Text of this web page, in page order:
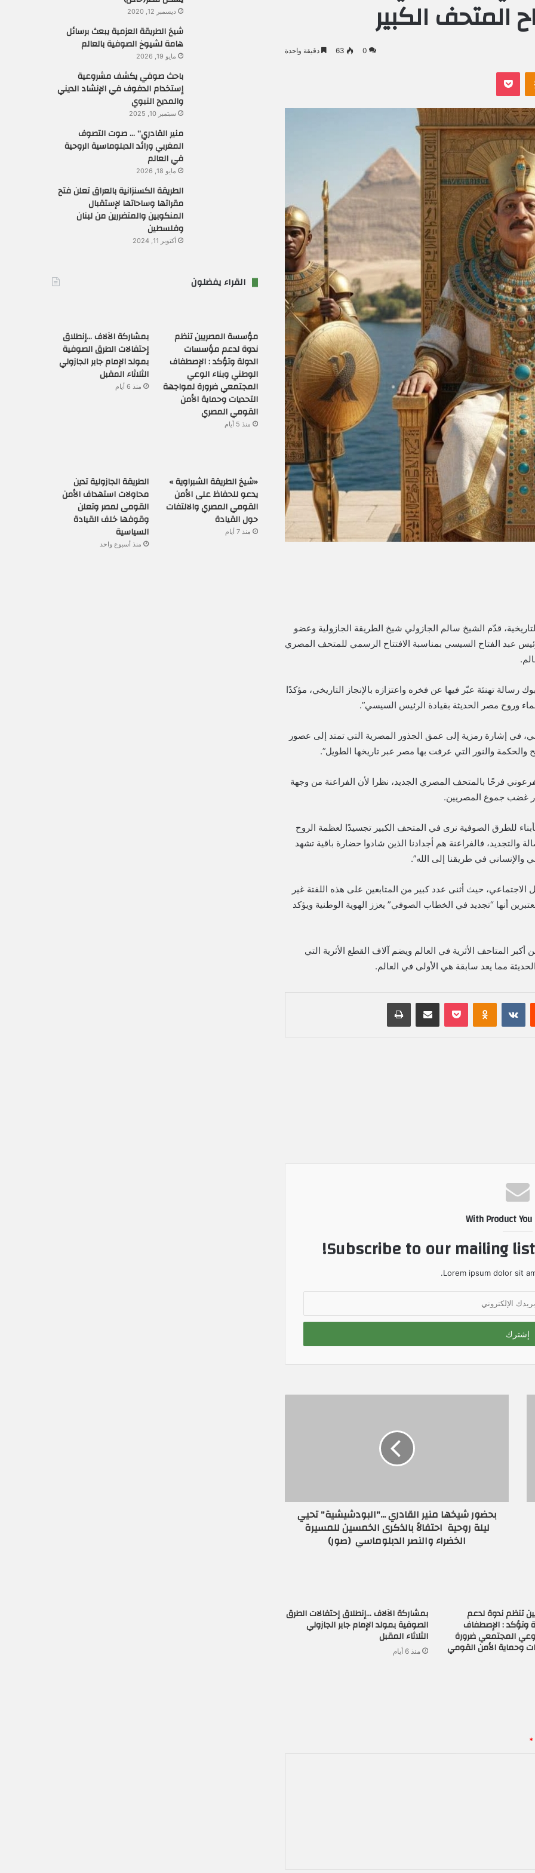
المتحف الكبير
0
63 دقيقة واحدة
قدّم الشيخ سالم الجازولي شيخ الطريقة الجازولية وعضو
عبد الفتاح السيسي بمناسبة الافتتاح الرسمي للمتحف المصري
تهنئة عبّر فيها عن فخره واعتزازه بالإنجاز التاريخي، مؤكدًا
وروح مصر الحديثة بقيادة الرئيس السيسي”.
في إشارة رمزية إلى عمق الجذور المصرية التي تمتد إلى عصور
والنور التي عرفت بها مصر عبر تاريخها الطويل”.
فرحًا بالمتحف المصري الجديد، نظرا لأن الفراعنة من وجهة
غضب جموع المصريين.
للطرق الصوفية نرى في المتحف الكبير تجسيدًا لعظمة الروح
والتجديد، فالفراعنة هم أجدادنا الذين شادوا حضارة باقية تشهد
في طريقنا إلى الله”.
حيث أثنى عدد كبير من المتابعين على هذه اللفتة غير
أنها “تجديد في الخطاب الصوفي” يعزز الهوية الوطنية ويؤكد
المتاحف الأثرية في العالم ويضم آلاف القطع الأثرية التي
مما يعد سابقة هي الأولى في العالم.
بوكيت
With Product
Subscribe to our mailing
Lorem ipsum dolor sit
بحضور شيخها منير القادري ..."البودشيشية" تحيي
ليلة روحية احتفالاً بالذكرى الخمسين للمسيرة
الخضراء والنصر الدبلوماسي (صور)
تنظم ندوة لدعم
وتؤكد : الإصطفاف
المجتمعي ضرورة
وحماية الأمن القومي
بمشاركة الآلاف …إنطلاق إحتفالات الطرق
الصوفية بمولد الإمام جابر الجازولي
الثلاثاء المقبل
منذ 6 أيام
*
ديسمبر 12, 2020
شيخ الطريقة العزمية يبعث برسائل
هامة لشيوخ الصوفية بالعالم
مايو 19, 2026
باحث صوفي يكشف مشروعية
إستخدام الدفوف في الإنشاد الديني
والمديح النبوي
سبتمبر 10, 2025
منير القادري” … صوت التصوف
المغربي ورائد الدبلوماسية الروحية
في العالم
مايو 18, 2026
الطريقة الكسنزانية بالعراق تعلن فتح
مقراتها وساحاتها لإستقبال
المنكوبين والمتضررين من لبنان
وفلسطين
أكتوبر 11, 2024
القراء يفضلون
مؤسسة المصريين تنظم
ندوة لدعم مؤسسات
الدولة وتؤكد : الإصطفاف
الوطني وبناء الوعي
المجتمعي ضرورة لمواجهة
التحديات وحماية الأمن
القومي المصري
منذ 5 أيام
بمشاركة الآلاف …إنطلاق
إحتفالات الطرق الصوفية
بمولد الإمام جابر الجازولي
الثلاثاء المقبل
منذ 6 أيام
«شيخ الطريقة الشبراوية »
يدعو للحفاظ على الأمن
القومي المصري والالتفات
حول القيادة
منذ 7 أيام
الطريقة الجازولية تدين
محاولات استهداف الأمن
القومى لمصر وتعلن
وقوفها خلف القيادة
السياسية
منذ أسبوع واحد